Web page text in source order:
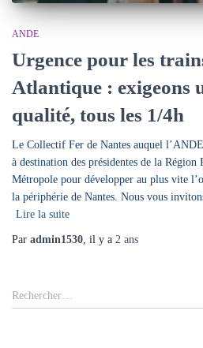
ANDE
Urgence pour les
Atlantique : exigeons
qualité, tous les 1/4h
Le Collectif Fer de Nantes auquel
à destination des présidentes de la
Métropole pour développer au plus vite
la périphérie de Nantes. Nous vous
Lire la suite
Par admin1530, il y a 2 ans
R
e
Rechercher…